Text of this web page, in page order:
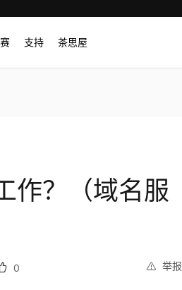
支持 茶思屋
作？（域名服
举报
0